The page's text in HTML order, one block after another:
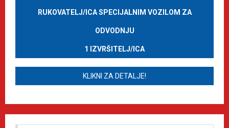
RUKOVATELJ/ICA SPECIJALNIM VOZILOM ZA
ODVODNJU
1 IZVRŠITELJ/ICA
KLIKNI ZA DETALJE!